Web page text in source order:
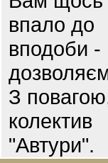
впало до
вподоби -
З
колектив
"Автури".